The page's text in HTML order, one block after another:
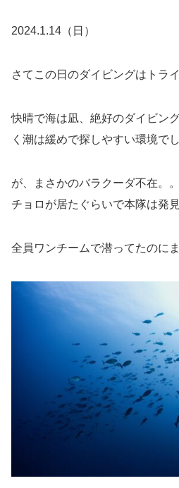
2024.1.14（日）
さてこの日のダイビングはトラ
快晴で海は凪、絶好のダイビン
く潮は緩めで探しやすい環境でし
が、まさかのバラクーダ不在。
チョロが居たぐらいで本隊は発見
全員ワンチームで潜ってたのに